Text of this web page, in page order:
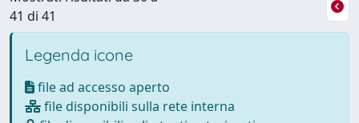
41 di 41
Legenda icone
file ad accesso aperto
file disponibili sulla rete interna